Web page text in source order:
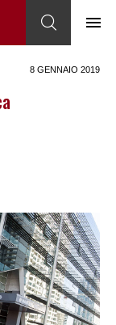
8 GENNAIO 2019